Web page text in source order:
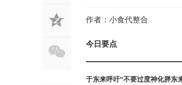
作者：小食代整合
今日要点
于东来呼吁“不要过度神化胖东